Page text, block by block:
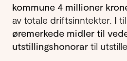
kommune 4 millioner
av totale driftsinntekter. I
øremerkede midler til
utstillingshonorar til